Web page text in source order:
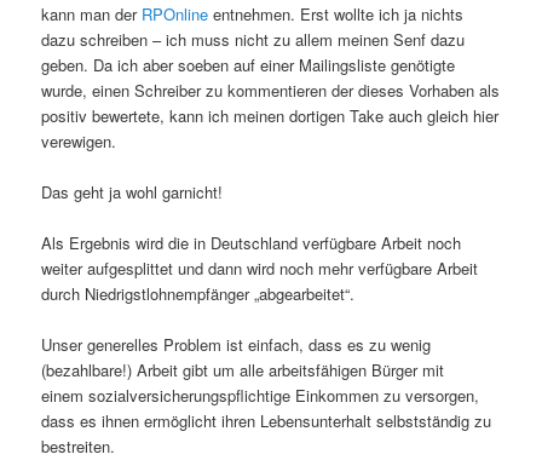
kann man der RPOnline entnehmen. Erst wollte ich ja nichts
dazu schreiben – ich muss nicht zu allem meinen Senf dazu
geben. Da ich aber soeben auf einer Mailingsliste genötigte
wurde, einen Schreiber zu kommentieren der dieses Vorhaben als
positiv bewertete, kann ich meinen dortigen Take auch gleich hier
verewigen.
Das geht ja wohl garnicht!
Als Ergebnis wird die in Deutschland verfügbare Arbeit noch
weiter aufgesplittet und dann wird noch mehr verfügbare Arbeit
durch Niedrigstlohnempfänger „abgearbeitet“.
Unser generelles Problem ist einfach, dass es zu wenig
(bezahlbare!) Arbeit gibt um alle arbeitsfähigen Bürger mit
einem sozialversicherungspflichtige Einkommen zu versorgen,
dass es ihnen ermöglicht ihren Lebensunterhalt selbstständig zu
bestreiten.